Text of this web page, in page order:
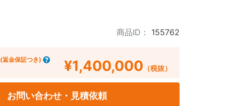
商品ID： 155762
(返金保証つき) ¥1,400,000 （税抜）
お問い合わせ・見積依頼